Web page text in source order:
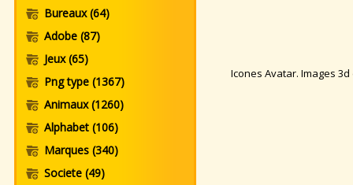
Bureaux(64)
Adobe (87)
Jeux(65)
Png type (1367)
Animaux(1260)
Alphabet (106)
Marques (340)
Societe (49)
Icones Avatar. Images